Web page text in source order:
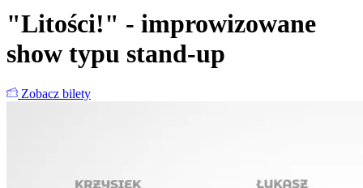
"Litości!" - improwizowane
show typu stand-up
Zobacz bilety